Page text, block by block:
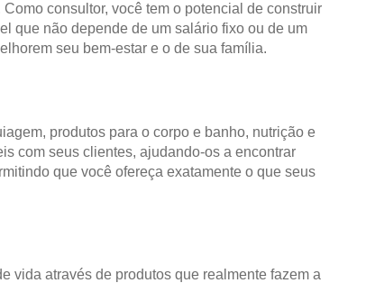
consultor, você tem o potencial de construir
que não depende de um salário fixo ou de um
seu bem-estar e o de sua família.
produtos para o corpo e banho, nutrição e
com seus clientes, ajudando-os a encontrar
que você ofereça exatamente o que seus
vida através de produtos que realmente fazem a